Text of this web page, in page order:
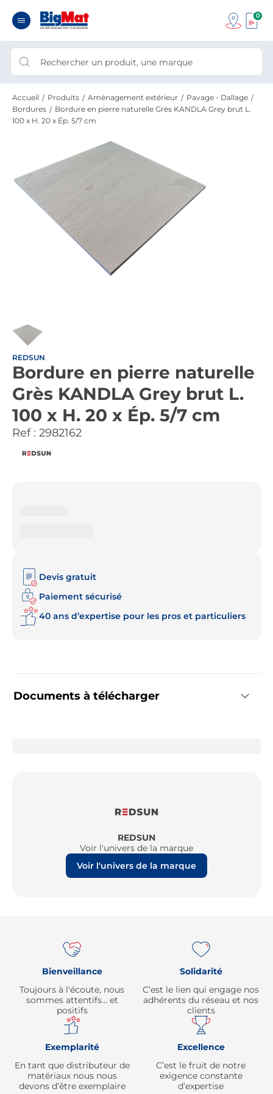
0
Accueil Produits Aménagement extérieur
Pavage - Dallage
Bordures
Bordure en pierre naturelle Grès KANDLA Grey brut L.
100 x H. 20 x Ép. 5/7 cm
REDSUN
Bordure en pierre naturelle
Grès KANDLA Grey brut L.
100 x H. 20 x Ép. 5/7 cm
Ref : 2982162
Documents à télécharger
Devis gratuit
Paiement sécurisé
40 ans d’expertise pour les pros et particuliers
REDSUN
Voir l'univers de la marque
Voir l'univers de la marque
Bienveillance
Toujours à l'écoute, nous
sommes attentifs… et
positifs
Solidarité
C’est le lien qui engage nos
adhérents du réseau et nos
clients
Exemplarité
En tant que distributeur de
matériaux nous nous
devons d’être exemplaire
Excellence
C’est le fruit de notre
exigence constante
d’expertise